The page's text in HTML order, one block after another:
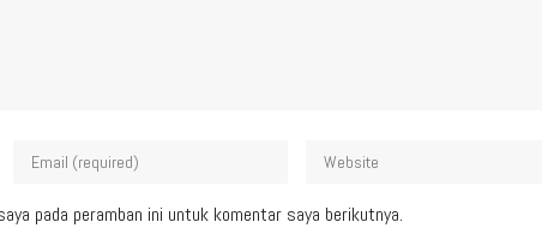
pada peramban ini untuk komentar saya berikutnya.